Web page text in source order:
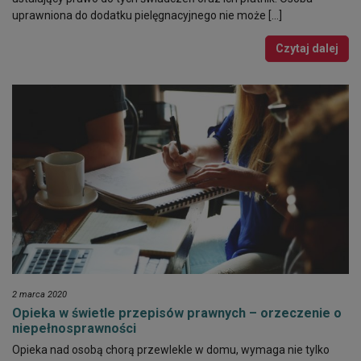
uprawniona do dodatku pielęgnacyjnego nie może […]
Czytaj dalej
2 marca 2020
Opieka w świetle przepisów prawnych – orzeczenie o
niepełnosprawności
Opieka nad osobą chorą przewlekle w domu, wymaga nie tylko